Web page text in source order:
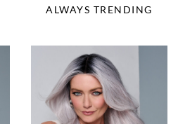
ALWAYS TRENDING